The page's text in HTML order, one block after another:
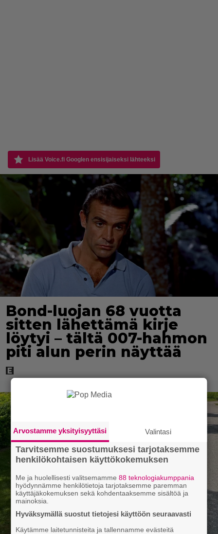
Lisää Voice.fi Googlen ensisijaiseksi lähteeksi
Bond-luojan 68 vuotta
sitten lähettämä kirje
löytyi – tältä 007-hahmon
piti alun perin näyttää
Arvostamme yksityisyyttäsi Valintasi
Tarvitsemme suostumuksesi tarjotaksemme
henkilökohtaisen käyttökokemuksen
Me ja huolellisesti valitsemamme88 teknologiakumppania
hyödynnämme henkilötietoja tarjotaksemme paremman
käyttäjäkokemuksen sekä kohdentaaksemme sisältöä ja
mainoksia.
Hyväksymällä suostut tietojesi käyttöön seuraavasti
Käytämme laitetunnisteita ja tallennamme evästeitä